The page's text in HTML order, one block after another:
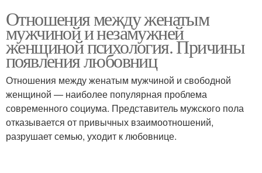
Отношения между женатым
мужчиной и незамужней
женщиной психология. Причины
появления любовниц
Отношения между женатым мужчиной и свободной
женщиной — наиболее популярная проблема
современного социума. Представитель мужского пола
отказывается от привычных взаимоотношений,
разрушает семью, уходит к любовнице.